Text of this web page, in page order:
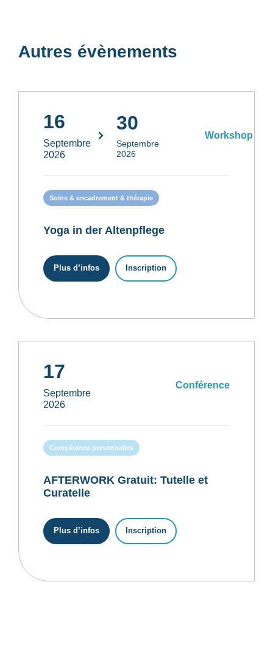
Autres évènements
16
Septembre
2026
30
Septembre
2026
Workshop
Soins & encadrement & thérapie
Yoga in der Altenpflege
Plus d’infos Inscription
17
Septembre
2026
Conférence
Compétence personnelles
AFTERWORK Gratuit: Tutelle et
Curatelle
Plus d’infos Inscription